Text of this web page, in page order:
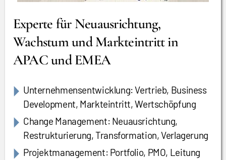
Experte für Neuausrichtung,
Wachstum und Markteintritt in
APAC und EMEA
Unternehmensentwicklung: Vertrieb, Business
Development, Markteintritt, Wertschöpfung
Change Management: Neuausrichtung,
Restrukturierung, Transformation, Verlagerung
Projektmanagement: Portfolio, PMO, Leitung